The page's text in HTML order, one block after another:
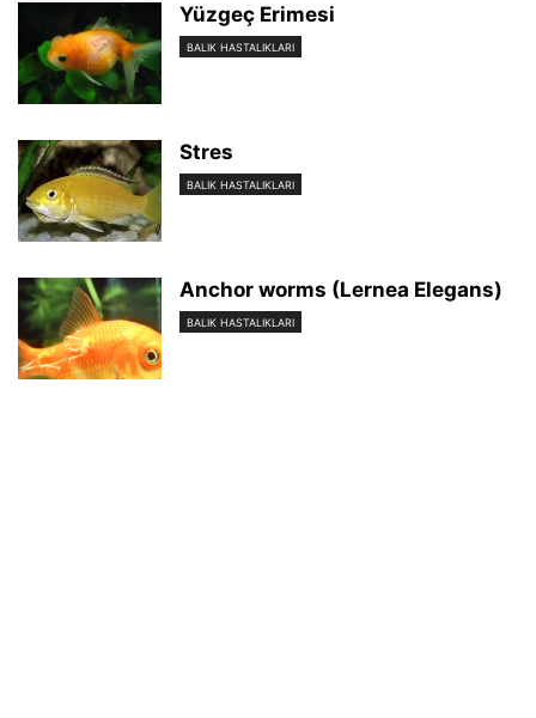
Yüzgeç Erimesi
BALIK HASTALIKLARI
Stres
BALIK HASTALIKLARI
Anchor worms (Lernea Elegans)
BALIK HASTALIKLARI